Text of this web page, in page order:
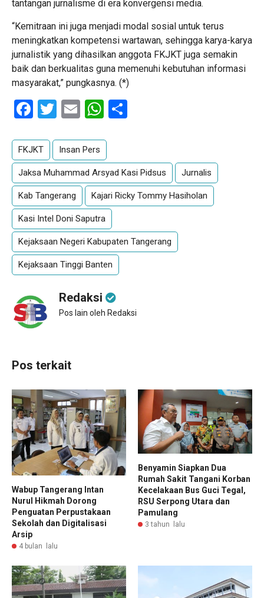
tantangan jurnalisme di era konvergensi media.
“Kemitraan ini juga menjadi modal sosial untuk terus
meningkatkan kompetensi wartawan, sehingga karya-karya
jurnalistik yang dihasilkan anggota FKJKT juga semakin
baik dan berkualitas guna memenuhi kebutuhan informasi
masyarakat,” pungkasnya. (*)
Facebook
Twitter
EmailWhatsApp
FKJKT Insan Pers
Jaksa Muhammad Arsyad Kasi Pidsus Jurnalis
Kab Tangerang Kajari Ricky Tommy Hasiholan
Kasi Intel Doni Saputra
Kejaksaan Negeri Kabupaten Tangerang
Kejaksaan Tinggi Banten
Redaksi
Pos lain oleh Redaksi
Pos terkait
Wabup Tangerang Intan
Nurul Hikmah Dorong
Penguatan Perpustakaan
Sekolah dan Digitalisasi
Arsip
4 bulan lalu
Benyamin Siapkan Dua
Rumah Sakit Tangani Korban
Kecelakaan Bus Guci Tegal,
RSU Serpong Utara dan
Pamulang
3 tahun lalu